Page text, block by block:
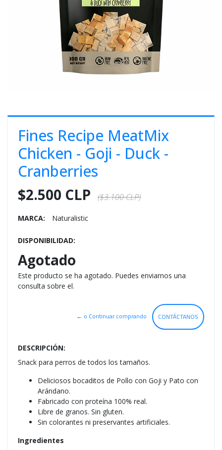
Fines Recipe MeatMix
Chicken - Goji - Duck -
Cranberries
$2.500 CLP ($3.100 CLP)
MARCA: Naturalistic
DISPONIBILIDAD:
Agotado
Este producto se ha agotado. Puedes enviarnos una
consulta sobre el.
CONTÁCTANOS
← o Continuar comprando
DESCRIPCIÓN:
Snack para perros de todos los tamaños.
Deliciosos bocaditos de Pollo con Goji y Pato con
Arándano.
Fabricado con proteína 100% real.
Libre de granos. Sin gluten.
Sin colorantes ni preservantes artificiales.
Ingredientes